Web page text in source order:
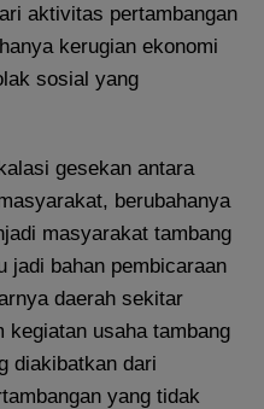
aktivitas pertambangan
kerugian ekonomi
sosial yang
gesekan antara
berubahanya
masyarakat tambang
jadi bahan pembicaraan
daerah sekitar
kegiatan usaha tambang
diakibatkan dari
yang tidak